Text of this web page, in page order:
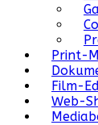
Print-
Film-
Web-